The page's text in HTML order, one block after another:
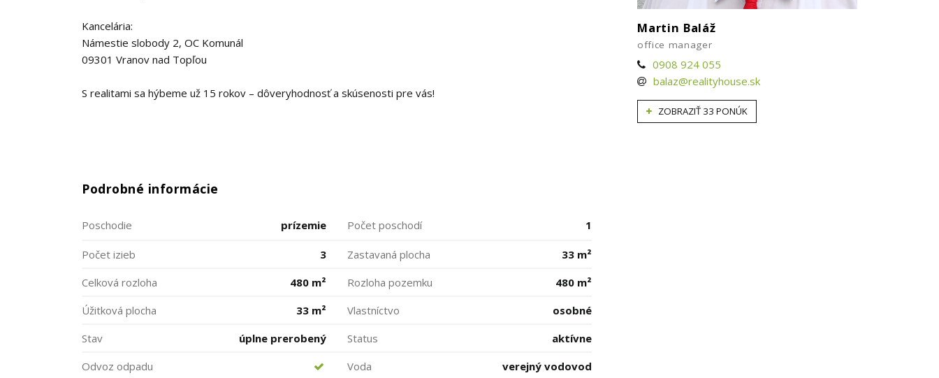
Kancelária:
Námestie slobody 2, OC Komunál
09301 Vranov nad Topľou
S realitami sa hýbeme už 15 rokov – dôveryhodnosť a skúsenosti pre vás!
Podrobné informácie
Poschodie prízemie Počet poschodí 1
Počet izieb 3 Zastavaná plocha
33 m²
Celková rozloha
480 m² Rozloha pozemku
480 m²
Úžitková plocha
33 m² Vlastníctvo
osobné
Stav
úplne prerobený Status
aktívne
Odvoz odpadu
Voda
verejný vodovod
Martin Baláž
office manager
0908 924 055
balaz@realityhouse.sk
ZOBRAZIŤ 33 PONÚK